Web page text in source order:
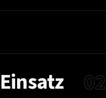
Einsatz 02